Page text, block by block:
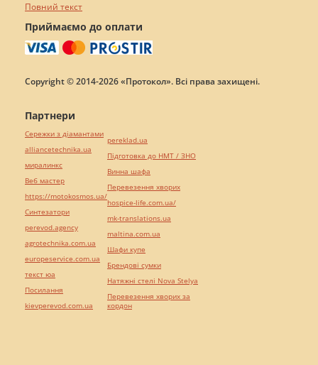
Повний текст
Приймаємо до оплати
Copyright © 2014-2026 «Протокол». Всі права захищені.
Партнери
Сережки з діамантами
alliancetechnika.ua
миралинкс
Веб мастер
https://motokosmos.ua/
Синтезатори
perevod.agency
agrotechnika.com.ua
europeservice.com.ua
текст юа
Посилання
kievperevod.com.ua
pereklad.ua
Підготовка до НМТ / ЗНО
Винна шафа
Перевезення хворих
hospice-life.com.ua/
mk-translations.ua
maltina.com.ua
Шафи купе
Брендові сумки
Натяжні стелі Nova Stelya
Перевезення хворих за
кордон